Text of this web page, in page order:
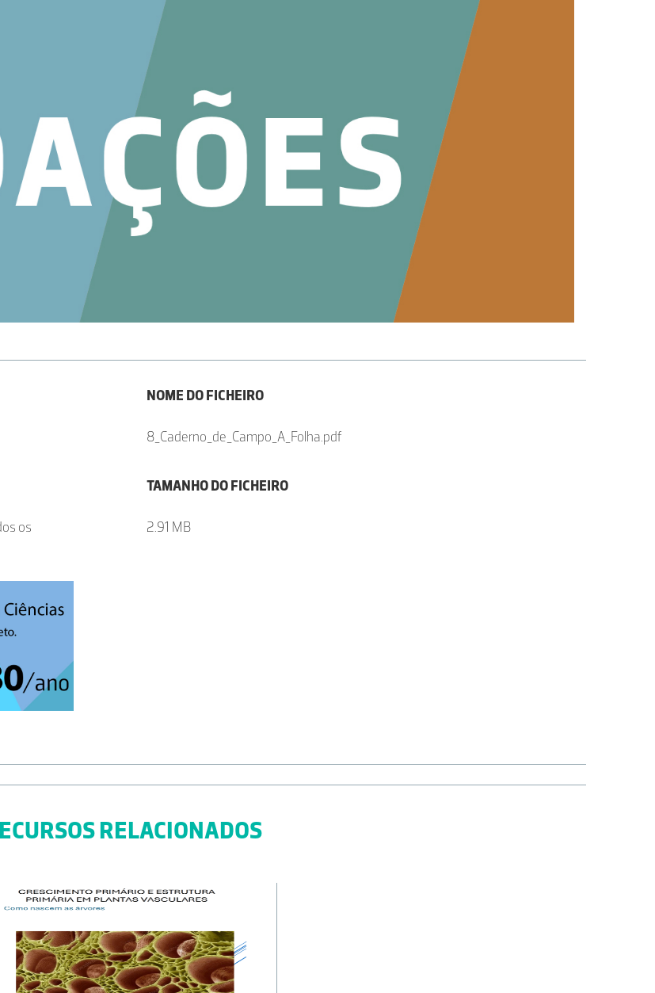
os
NOME DO FICHEIRO
8_Caderno_de_Campo_A_Folha.pdf
TAMANHO DO FICHEIRO
2.91 MB
RELACIONADOS